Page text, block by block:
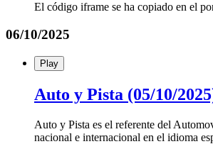
El código iframe se ha copiado en el
06/10/2025
Play
Auto y Pista (05/10/
Auto y Pista es el referente del
nacional e internacional en el idioma